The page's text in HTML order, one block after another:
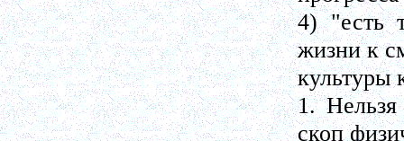
4) "есть
жизни к
культуры
1. Нельзя
скоп